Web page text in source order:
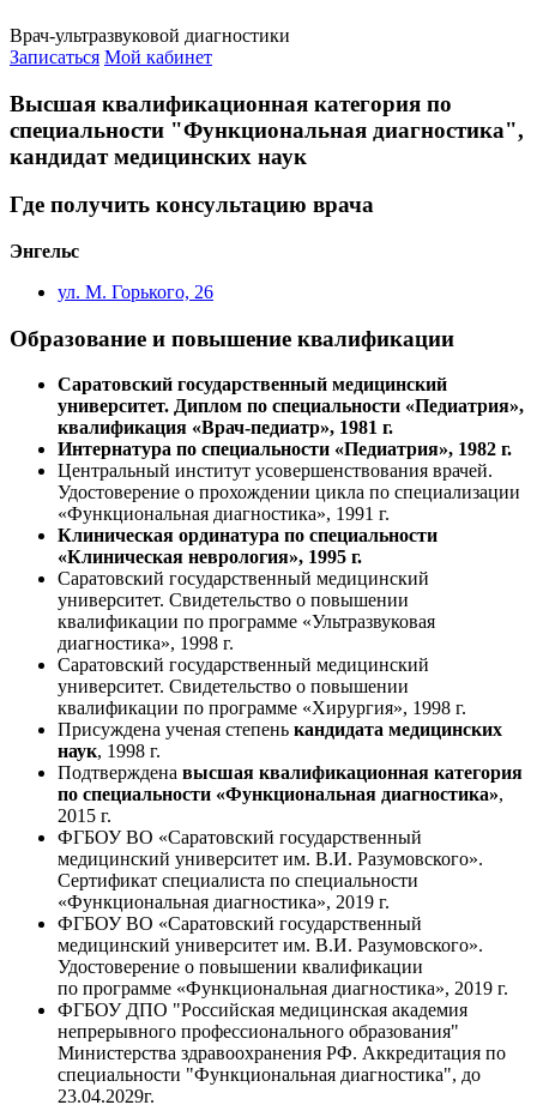
Врач-ультразвуковой диагностики
Записаться Мой кабинет
Высшая квалификационная категория по
специальности "Функциональная диагностика",
кандидат медицинских наук
Где получить консультацию врача
Энгельс
ул. М. Горького, 26
Образование и повышение квалификации
Саратовский государственный медицинский
университет. Диплом по специальности «Педиатрия»,
квалификация «Врач-педиатр», 1981 г.
Интернатура по специальности «Педиатрия», 1982 г.
Центральный институт усовершенствования врачей.
Удостоверение о прохождении цикла по специализации
«Функциональная диагностика», 1991 г.
Клиническая ординатура по специальности
«Клиническая неврология», 1995 г.
Саратовский государственный медицинский
университет. Свидетельство о повышении
квалификации по программе «Ультразвуковая
диагностика», 1998 г.
Саратовский государственный медицинский
университет. Свидетельство о повышении
квалификации по программе «Хирургия», 1998 г.
Присуждена ученая степень кандидата медицинских
наук, 1998 г.
Подтверждена высшая квалификационная категория
по специальности «Функциональная диагностика»,
2015 г.
ФГБОУ ВО «Саратовский государственный
медицинский университет им. В.И. Разумовского».
Сертификат специалиста по специальности
«Функциональная диагностика», 2019 г.
ФГБОУ ВО «Саратовский государственный
медицинский университет им. В.И. Разумовского».
Удостоверение о повышении квалификации
по программе «Функциональная диагностика», 2019 г.
ФГБОУ ДПО "Российская медицинская академия
непрерывного профессионального образования"
Министерства здравоохранения РФ. Аккредитация по
специальности "Функциональная диагностика", до
23.04.2029г.